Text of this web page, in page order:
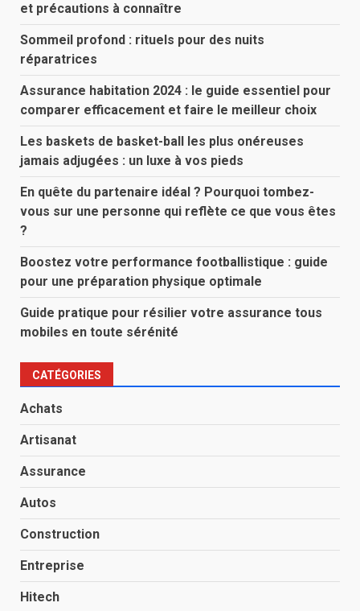
et précautions à connaître
Sommeil profond : rituels pour des nuits
réparatrices
Assurance habitation 2024 : le guide essentiel pour
comparer efficacement et faire le meilleur choix
Les baskets de basket-ball les plus onéreuses
jamais adjugées : un luxe à vos pieds
En quête du partenaire idéal ? Pourquoi tombez-
vous sur une personne qui reflète ce que vous êtes
?
Boostez votre performance footballistique : guide
pour une préparation physique optimale
Guide pratique pour résilier votre assurance tous
mobiles en toute sérénité
CATÉGORIES
Achats
Artisanat
Assurance
Autos
Construction
Entreprise
Hitech